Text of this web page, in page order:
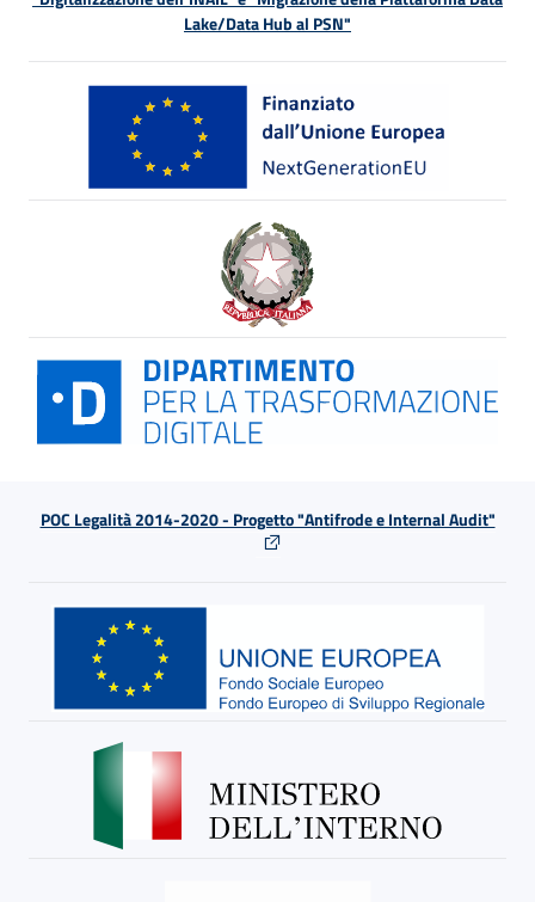
Lake/Data Hub al PSN"
POC Legalità 2014-2020 - Progetto "Antifrode e Internal Audit"